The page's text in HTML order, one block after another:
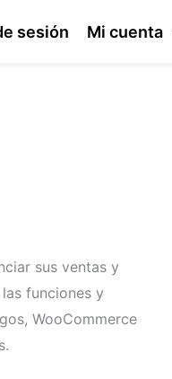
sesión Mi cuenta
sus ventas y
funciones y
WooCommerce